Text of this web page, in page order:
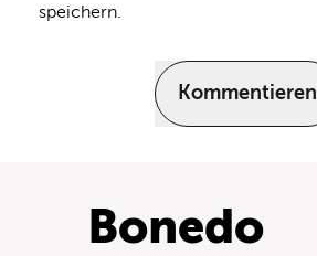
speichern.
Kommentieren
Bonedo